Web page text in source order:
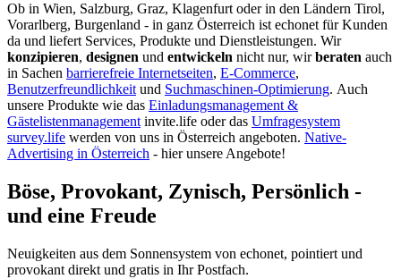
Ob in Wien, Salzburg, Graz, Klagenfurt oder in den Ländern Tirol,
Vorarlberg, Burgenland - in ganz Österreich ist echonet für Kunden
da und liefert Services, Produkte und Dienstleistungen. Wir
konzipieren, designen und entwickeln nicht nur, wirberaten auch
in Sachen barrierefreie Internetseiten, E-Commerce,
Benutzerfreundlichkeit und Suchmaschinen-Optimierung. Auch
unsere Produkte wie das Einladungsmanagement &
Gästelistenmanagement invite.life oder das Umfragesystem
survey.life werden von uns in Österreich angeboten. Native-
Advertising in Österreich - hier unsere Angebote!
Böse, Provokant, Zynisch, Persönlich -
und eine Freude
Neuigkeiten aus dem Sonnensystem von echonet, pointiert und
provokant direkt und gratis in Ihr Postfach.